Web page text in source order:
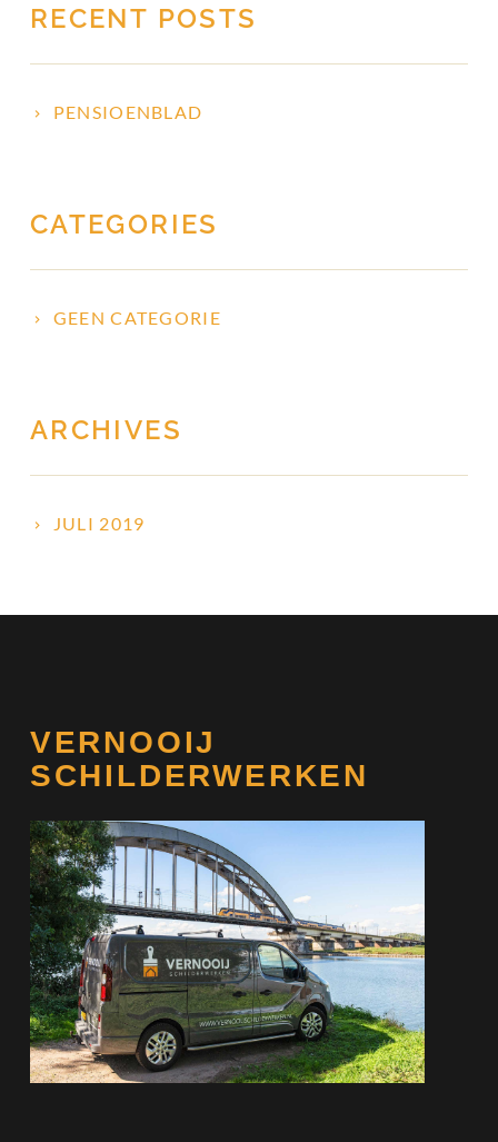
RECENT POSTS
PENSIOENBLAD
CATEGORIES
GEEN CATEGORIE
ARCHIVES
JULI 2019
VERNOOIJ
SCHILDERWERKEN